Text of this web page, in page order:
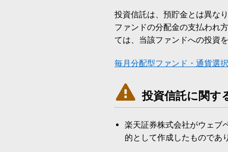
投資信託は、預貯金とは異な
ファンドの分配金の支払われ
ては、当該ファンドへの投資
毎月分配型ファンド・通貨選
 投資信託に関す
楽天証券株式会社がウェブ
的として作成したものであ